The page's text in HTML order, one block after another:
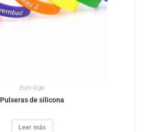
Euro logo
Pulseras de silicona
Leer más